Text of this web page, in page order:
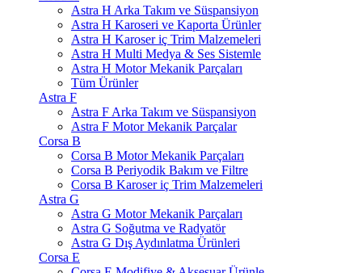
Astra H Arka Takım ve Süspansiyon
Astra H Karoseri ve Kaporta Ürünler
Astra H Karoser iç Trim Malzemeleri
Astra H Multi Medya & Ses Sistemle
Astra H Motor Mekanik Parçaları
Tüm Ürünler
Astra F
Astra F Arka Takım ve Süspansiyon
Astra F Motor Mekanik Parçalar
Corsa B
Corsa B Motor Mekanik Parçaları
Corsa B Periyodik Bakım ve Filtre
Corsa B Karoser iç Trim Malzemeleri
Astra G
Astra G Motor Mekanik Parçaları
Astra G Soğutma ve Radyatör
Astra G Dış Aydınlatma Ürünleri
Corsa E